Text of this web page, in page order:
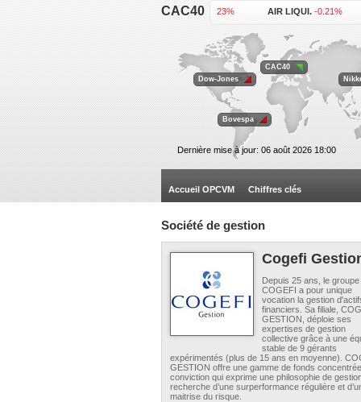
CAC40
ACCOR . -0.23% AIR LIQUI. -0.21%
VEOLIA EN. -0.62% VINCI . +0.64%
Dernière mise à jour: 06 août 2026 18:00
Bovespa
CAC40
Dow-Jones
Accueil OPCVM Chiffres clés
Société de gestion
Cogefi
Depuis 25 ans, le groupe
COGEFI a pour unique
vocation la gestion
financiers. Sa filiale,
GESTION, déploie ses
expertises de gestion
collective grâce à une
stable de 9 gérants
expérimentés (plus de 15 ans en moyenne).
GESTION offre une gamme de fonds
conviction qui exprime une philosophie de
recherche d’une surperformance régulière et
maitrise du risque.